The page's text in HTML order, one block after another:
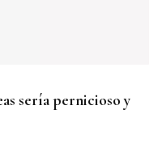
sería pernicioso y